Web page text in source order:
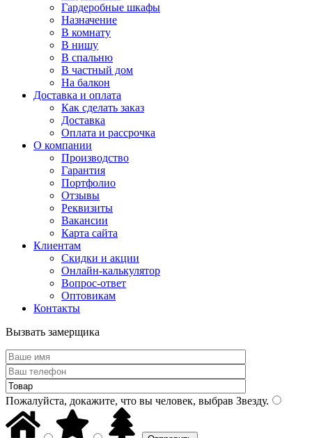
Гардеробные шкафы
Назначение
В комнату
В нишу
В спальню
В частный дом
На балкон
Доставка и оплата
Как сделать заказ
Доставка
Оплата и рассрочка
О компании
Производство
Гарантия
Портфолио
Отзывы
Реквизиты
Вакансии
Карта сайта
Клиентам
Скидки и акции
Онлайн-калькулятор
Вопрос-ответ
Оптовикам
Контакты
Вызвать замерщика
Пожалуйста, докажите, что вы человек, выбрав Звезду.